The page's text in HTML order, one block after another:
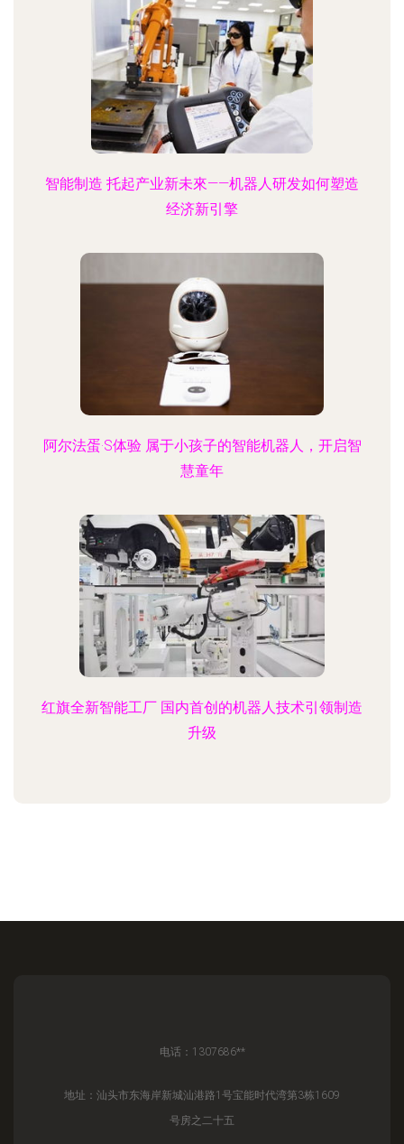
智能制造 托起产业新未來——机器人研发如何塑造
经济新引擎
阿尔法蛋·S体验 属于小孩子的智能机器人，开启智
慧童年
红旗全新智能工厂 国内首创的机器人技术引领制造
升级
电话：1307686**
地址：汕头市东海岸新城汕港路1号宝能时代湾第3栋1609
号房之二十五